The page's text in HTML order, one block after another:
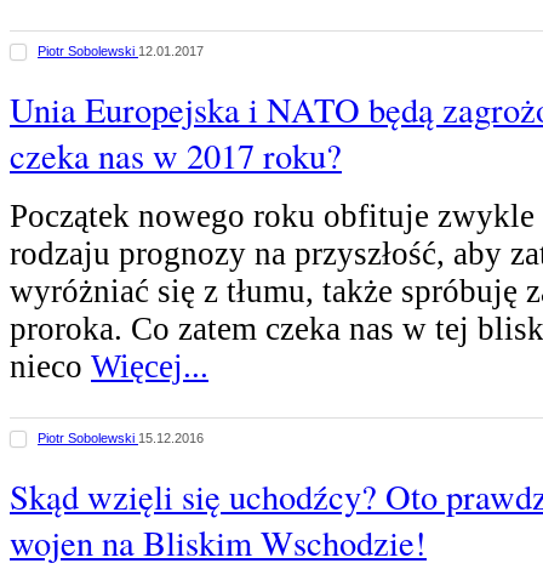
Piotr Sobolewski 12.01.2017
Unia Europejska i NATO będą
czeka nas w 2017 roku?
Początek nowego roku obfituje
rodzaju prognozy na przyszłość, aby
wyróżniać się z tłumu, także spróbuję
proroka. Co zatem czeka nas w tej
nieco Więcej...
Piotr Sobolewski 15.12.2016
Skąd wzięli się uchodźcy? Oto
wojen na Bliskim Wschodzie!